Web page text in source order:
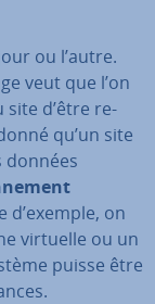
ou l’autre.
veut que l’on
site d’être re­
qu’un site
données
d’exemple, on
virtuelle ou un
puisse être